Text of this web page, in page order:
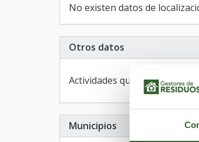
No existen datos de
Otros datos
Actividades que desarrollan:
Municipios